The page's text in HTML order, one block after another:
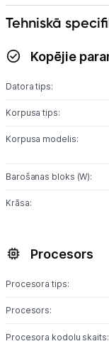
Tehniskā
Kopējie
Datora tips:
Korpusa tips:
Korpusa modelis:
Barošanas bloks (W):
Krāsa:
Procesors
Procesora tips:
Procesors:
Procesora kodolu skaits: